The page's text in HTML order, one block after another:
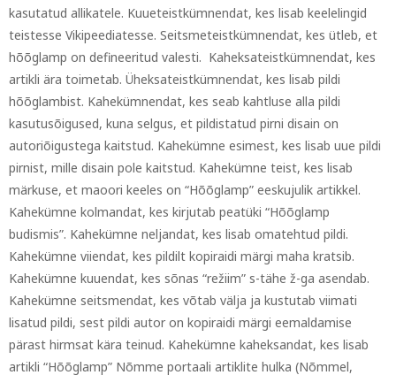
kasutatud allikatele. Kuueteistkümnendat, kes lisab keelelingid
teistesse Vikipeediatesse. Seitsmeteistkümnendat, kes ütleb, et
hõõglamp on defineeritud valesti. Kaheksateistkümnendat, kes
artikli ära toimetab. Üheksateistkümnendat, kes lisab pildi
hõõglambist. Kahekümnendat, kes seab kahtluse alla pildi
kasutusõigused, kuna selgus, et pildistatud pirni disain on
autoriõigustega kaitstud. Kahekümne esimest, kes lisab uue pildi
pirnist, mille disain pole kaitstud. Kahekümne teist, kes lisab
märkuse, et maoori keeles on “Hõõglamp” eeskujulik artikkel.
Kahekümne kolmandat, kes kirjutab peatüki “Hõõglamp
budismis”. Kahekümne neljandat, kes lisab omatehtud pildi.
Kahekümne viiendat, kes pildilt kopiraidi märgi maha kratsib.
Kahekümne kuuendat, kes sõnas “režiim” s-tähe ž-ga asendab.
Kahekümne seitsmendat, kes võtab välja ja kustutab viimati
lisatud pildi, sest pildi autor on kopiraidi märgi eemaldamise
pärast hirmsat kära teinud. Kahekümne kaheksandat, kes lisab
artikli “Hõõglamp” Nõmme portaali artiklite hulka (Nõmmel,